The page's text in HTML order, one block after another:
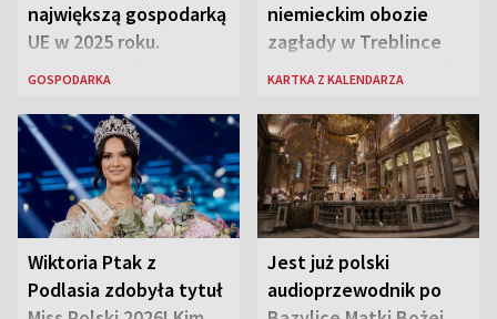
największą gospodarką
UE w 2025 roku.
Najnowsze dane
GOSPODARKA
niemieckim obozie
zagłady w Treblince
zmarł Janusz Korczak
KARTKA Z KALENDARZA
Wiktoria Ptak z
Podlasia zdobyła tytuł
Jest już polski
audioprzewodnik po